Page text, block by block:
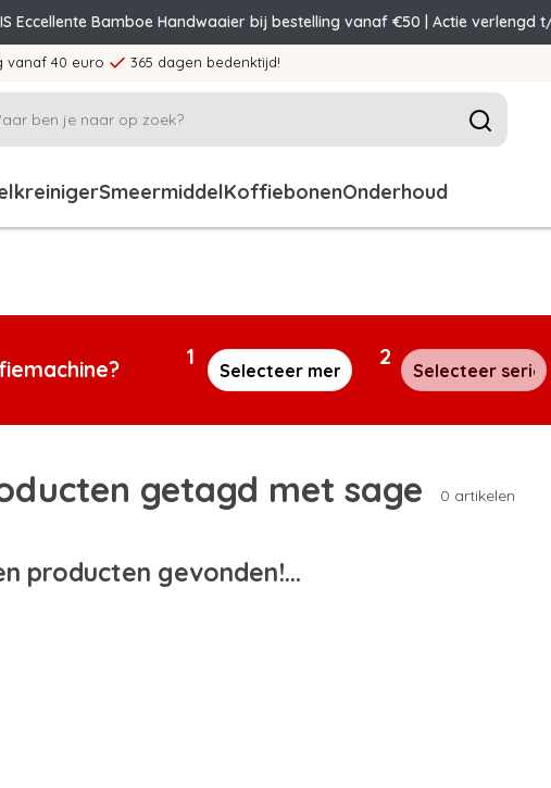
Eccellente Bamboe Handwaaier bij bestelling vanaf €50 | Actie verlengd
vanaf 40 euro 365 dagen bedenktijd!
SmeermiddelKoffiebonenOnderhoud
1 2
getagd met sage 0 artikelen
producten gevonden!...